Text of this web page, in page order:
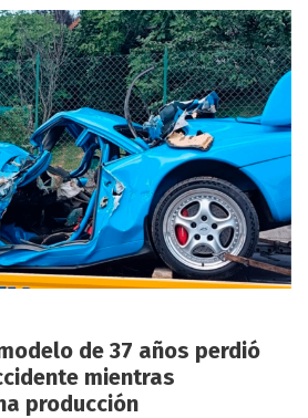
de 37 años perdió
mientras
producción